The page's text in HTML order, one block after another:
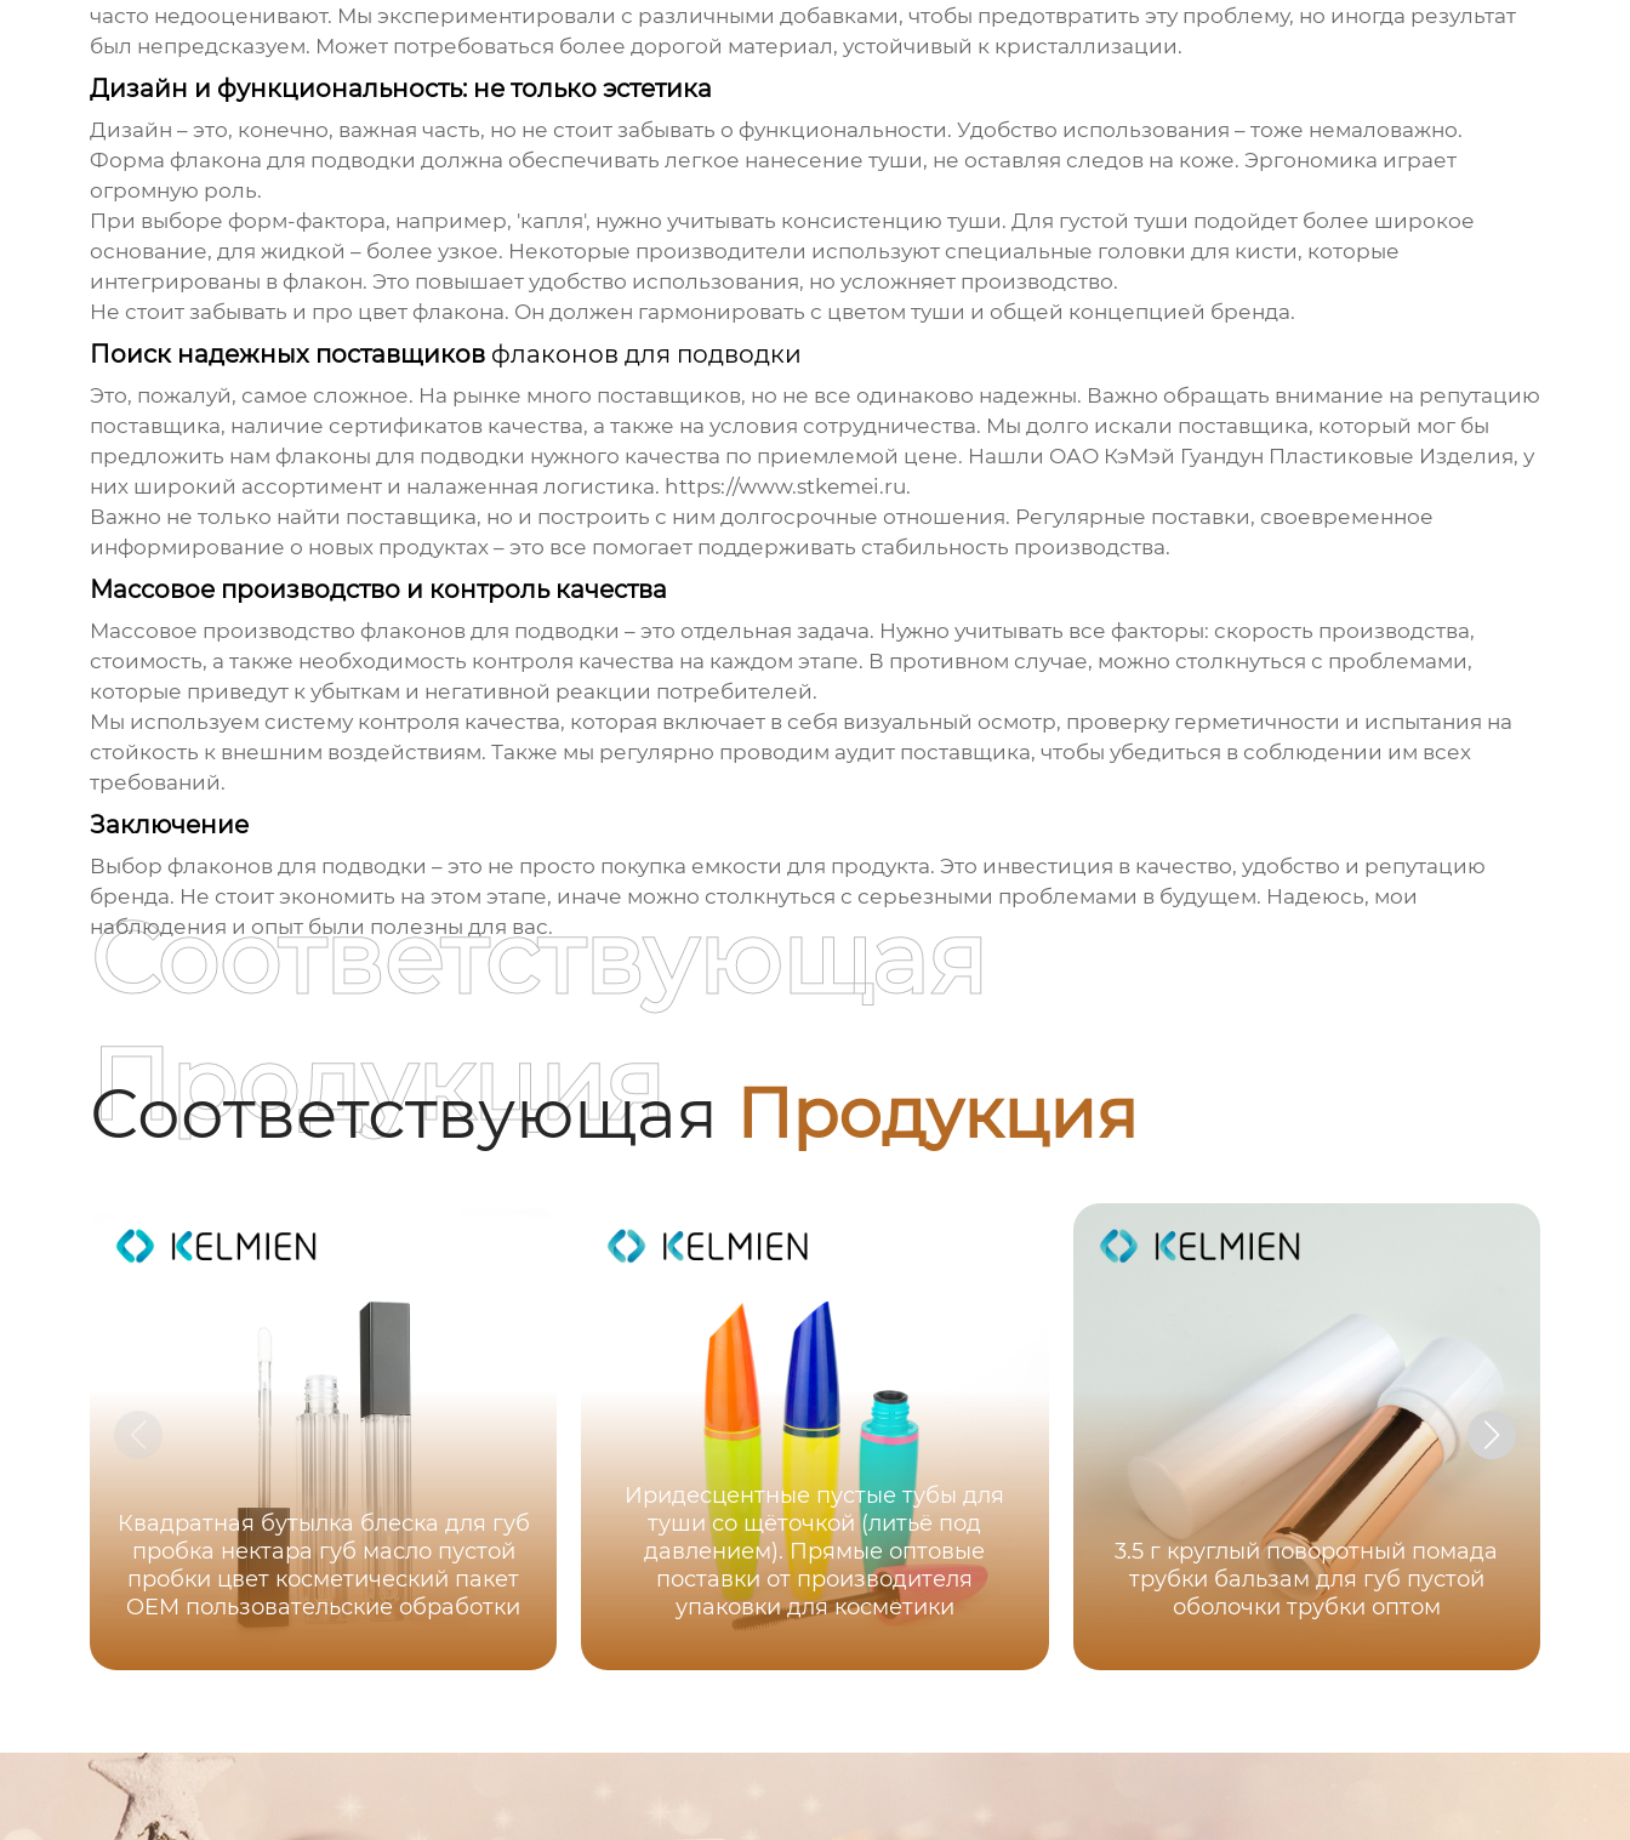
часто недооценивают. Мы экспериментировали с различными добавками, чтобы предотвратить эту проблему, но иногда результат
был непредсказуем. Может потребоваться более дорогой материал, устойчивый к кристаллизации.
Дизайн и функциональность: не только эстетика
Дизайн – это, конечно, важная часть, но не стоит забывать о функциональности. Удобство использования – тоже немаловажно.
Форма флакона для подводки должна обеспечивать легкое нанесение туши, не оставляя следов на коже. Эргономика играет
огромную роль.
При выборе форм-фактора, например, 'капля', нужно учитывать консистенцию туши. Для густой туши подойдет более широкое
основание, для жидкой – более узкое. Некоторые производители используют специальные головки для кисти, которые
интегрированы в флакон. Это повышает удобство использования, но усложняет производство.
Не стоит забывать и про цвет флакона. Он должен гармонировать с цветом туши и общей концепцией бренда.
Поиск надежных поставщиков флаконов для подводки
Это, пожалуй, самое сложное. На рынке много поставщиков, но не все одинаково надежны. Важно обращать внимание на репутацию
поставщика, наличие сертификатов качества, а также на условия сотрудничества. Мы долго искали поставщика, который мог бы
предложить нам флаконы для подводки нужного качества по приемлемой цене. Нашли ОАО КэМэй Гуандун Пластиковые Изделия, у
них широкий ассортимент и налаженная логистика. https://www.stkemei.ru.
Важно не только найти поставщика, но и построить с ним долгосрочные отношения. Регулярные поставки, своевременное
информирование о новых продуктах – это все помогает поддерживать стабильность производства.
Массовое производство и контроль качества
Массовое производство флаконов для подводки – это отдельная задача. Нужно учитывать все факторы: скорость производства,
стоимость, а также необходимость контроля качества на каждом этапе. В противном случае, можно столкнуться с проблемами,
которые приведут к убыткам и негативной реакции потребителей.
Мы используем систему контроля качества, которая включает в себя визуальный осмотр, проверку герметичности и испытания на
стойкость к внешним воздействиям. Также мы регулярно проводим аудит поставщика, чтобы убедиться в соблюдении им всех
требований.
Заключение
Выбор флаконов для подводки – это не просто покупка емкости для продукта. Это инвестиция в качество, удобство и репутацию
бренда. Не стоит экономить на этом этапе, иначе можно столкнуться с серьезными проблемами в будущем. Надеюсь, мои
наблюдения и опыт были полезны для вас.
Соответствующая Продукция
Соответствующая
Продукция
Квадратная бутылка блеска для губ
пробка нектара губ масло пустой
пробки цвет косметический пакет
OEM пользовательские обработки
Иридесцентные пустые тубы для
туши со щёточкой (литьё под
давлением). Прямые оптовые
поставки от производителя
упаковки для косметики
3.5 г круглый поворотный помада
трубки бальзам для губ пустой
оболочки трубки оптом